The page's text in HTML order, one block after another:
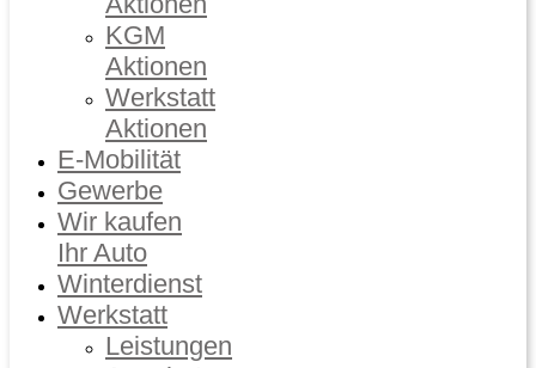
KGM
Aktionen
Werkstatt
Aktionen
E-Mobilität
Gewerbe
Wir kaufen
Ihr Auto
Winterdienst
Werkstatt
Leistungen